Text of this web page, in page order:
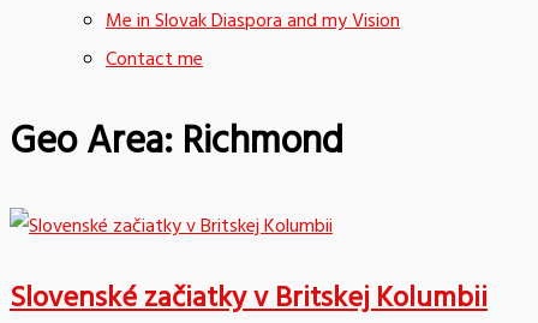
Me in Slovak Diaspora and my Vision
Contact me
Geo Area:Richmond
Slovenské začiatky v Britskej Kolumbii